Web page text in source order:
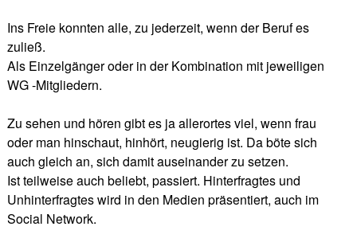
Ins Freie konnten alle, zu jederzeit, wenn der Beruf es
zuließ.
Als Einzelgänger oder in der Kombination mit jeweiligen
WG -Mitgliedern.
Zu sehen und hören gibt es ja allerortes viel, wenn frau
oder man hinschaut, hinhört, neugierig ist. Da böte sich
auch gleich an, sich damit auseinander zu setzen.
Ist teilweise auch beliebt, passiert. Hinterfragtes und
Unhinterfragtes wird in den Medien präsentiert, auch im
Social Network.